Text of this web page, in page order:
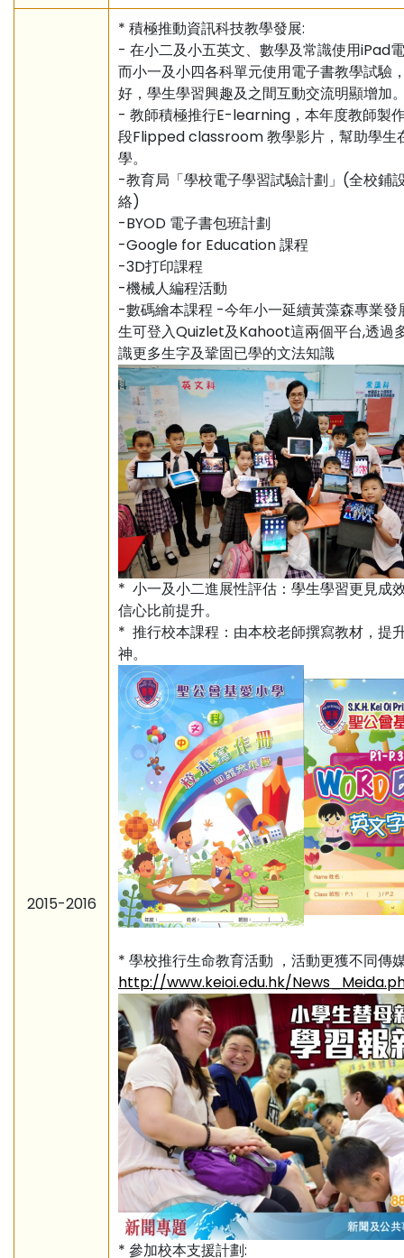
2015-2016
* 積極推動資訊科技教學發展:
- 在小二及小五英文、數學及常識使用iPad
而小一及小四各科單元使用電子書教學試驗
好，學生學習興趣及之間互動交流明顯增加
- 教師積極推行E-learning，本年度教師製
段Flipped classroom 教學影片，幫助學生
學。
-教育局「學校電子學習試驗計劃」(全校鋪
絡)
-BYOD 電子書包班計劃
-Google for Education 課程
-3D打印課程
-機械人編程活動
-數碼繪本課程 -今年小一延續黃藻森專業發
生可登入Quizlet及Kahoot這兩個平台,透過
識更多生字及鞏固已學的文法知識
* 小一及小二進展性評估：學生學習更見成
信心比前提升。
* 推行校本課程：由本校老師撰寫教材，提
神。
* 學校推行生命教育活動 ，活動更獲不同傳
http://www.keioi.edu.hk/
* 參加校本支援計劃: